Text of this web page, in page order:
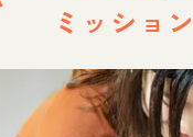
ミッション